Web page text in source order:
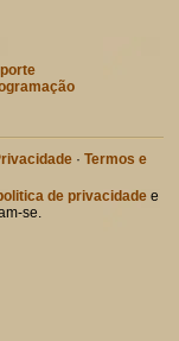
·Termos e
de privacidade e
se.